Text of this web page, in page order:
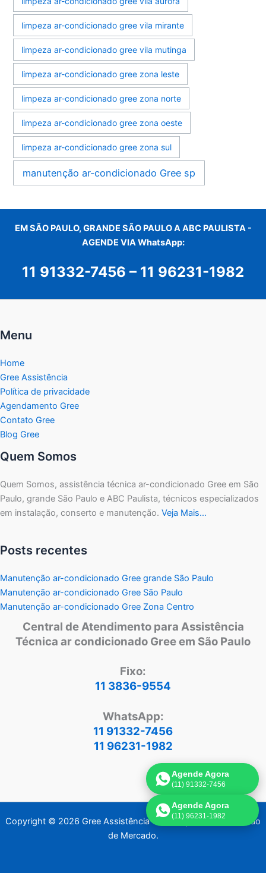
limpeza ar-condicionado gree vila mirante
limpeza ar-condicionado gree vila mutinga
limpeza ar-condicionado gree zona leste
limpeza ar-condicionado gree zona norte
limpeza ar-condicionado gree zona oeste
limpeza ar-condicionado gree zona sul
manutenção ar-condicionado Gree sp
EM SÃO PAULO, GRANDE SÃO PAULO A ABC PAULISTA -
AGENDE VIA WhatsApp:
11 91332-7456 – 11 96231-1982
Menu
Home
Gree Assistência
Política de privacidade
Agendamento Gree
Contato Gree
Blog Gree
Quem Somos
Quem Somos, assistência técnica ar-condicionado Gree em São
Paulo, grande São Paulo e ABC Paulista, técnicos especializados
em instalação, conserto e manutenção. Veja Mais…
Posts recentes
Manutenção ar-condicionado Gree grande São Paulo
Manutenção ar-condicionado Gree São Paulo
Manutenção ar-condicionado Gree Zona Centro
Central de Atendimento para Assistência
Técnica ar condicionado Gree em São Paulo
Fixo:
11 3836-9554
WhatsApp:
11 91332-7456
11 96231-1982
Copyright © 2026 Gree Assistência Técnica | Criado por:
Visão
de Mercado.
Agende Agora
(11) 91332-7456
Agende Agora
(11) 96231-1982